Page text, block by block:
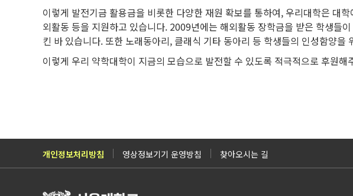
이렇게 발전기금 활용금을 비롯한 다양한 재원 확보를 통하여, 우리대학은 대
외활동 등을 지원하고 있습니다. 2009년에는 해외활동 장학금을 받은 학생들
킨 바 있습니다. 또한 노래동아리, 클래식 기타 동아리 등 학생들의 인성함양
이렇게 우리 약학대학이 지금의 모습으로 발전할 수 있도록 적극적으로 후원
개인정보처리방침 영상정보기기 운영방침 찾아오시는 길